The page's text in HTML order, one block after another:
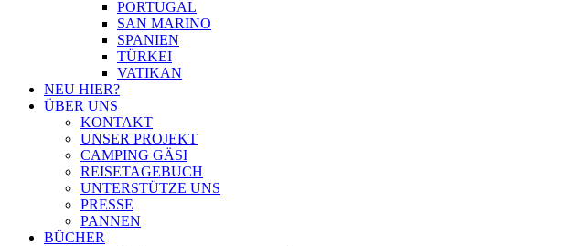
PORTUGAL
SAN MARINO
SPANIEN
TÜRKEI
VATIKAN
NEU HIER?
ÜBER UNS
KONTAKT
UNSER PROJEKT
CAMPING GÄSI
REISETAGEBUCH
UNTERSTÜTZE UNS
PRESSE
PANNEN
BÜCHER